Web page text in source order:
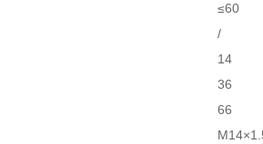
≤60
/
14
36
66